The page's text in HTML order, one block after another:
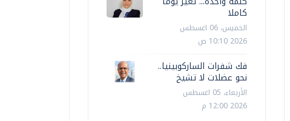
كاملا
الخميس، 06 اغسطس
2026 10:10 ص
فك شفرات الساركوبينيا..
نحو عضلات لا تشيخ
الأربعاء، 05 اغسطس
2026 12:00 م